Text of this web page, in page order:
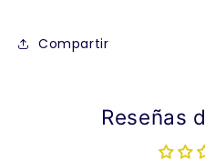
Compartir
Reseñas